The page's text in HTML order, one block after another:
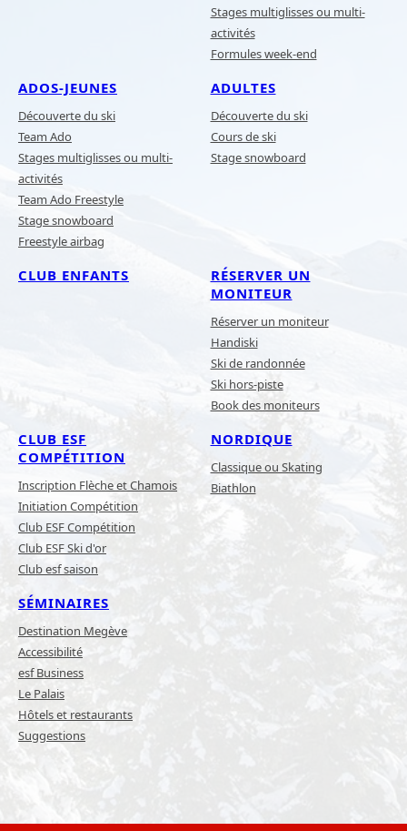
Stages multiglisses ou multi-
activités
Formules week-end
ADOS-JEUNES
Découverte du ski
Team Ado
Stages multiglisses ou multi-
activités
Team Ado Freestyle
Stage snowboard
Freestyle airbag
ADULTES
Découverte du ski
Cours de ski
Stage snowboard
CLUB ENFANTS
RÉSERVER UN
MONITEUR
Réserver un moniteur
Handiski
Ski de randonnée
Ski hors-piste
Book des moniteurs
CLUB ESF
COMPÉTITION
Inscription Flèche et Chamois
Initiation Compétition
Club ESF Compétition
Club ESF Ski d'or
Club esf saison
NORDIQUE
Classique ou Skating
Biathlon
SÉMINAIRES
Destination Megève
Accessibilité
esf Business
Le Palais
Hôtels et restaurants
Suggestions